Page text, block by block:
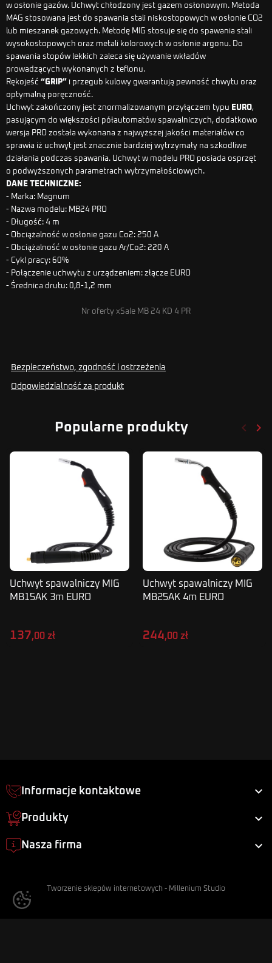
w osłonie gazów. Uchwyt chłodzony jest gazem osłonowym. Metoda
MAG stosowana jest do spawania stali niskostopowych w osłonie CO2
lub mieszanek gazowych. Metodę MIG stosuje się do spawania stali
wysokostopowych oraz metali kolorowych w osłonie argonu. Do
spawania stopów lekkich zaleca się używanie wkładów
prowadzących wykonanych z teflonu.
Rękojeść “GRIP” i przegub kulowy gwarantują pewność chwytu oraz
optymalną poręczność.
Uchwyt zakończony jest znormalizowanym przyłączem typu EURO,
pasującym do większości półautomatów spawalniczych, dodatkowo
wersja PRO została wykonana z najwyższej jakości materiałów co
sprawia iż uchwyt jest znacznie bardziej wytrzymały na szkodliwe
działania podczas spawania. Uchwyt w modelu PRO posiada osprzęt
o podwyższonych parametrach wytrzymałościowych.
DANE TECHNICZNE:
- Marka: Magnum
- Nazwa modelu: MB24 PRO
- Długość: 4 m
- Obciążalność w osłonie gazu Co2: 250 A
- Obciążalność w osłonie gazu Ar/Co2: 220 A
- Cykl pracy: 60%
- Połączenie uchwytu z urządzeniem: złącze EURO
- Średnica drutu: 0,8-1,2 mm
Nr oferty xSale MB 24 KD 4 PR
Bezpieczeństwo, zgodność i ostrzeżenia
Odpowiedzialność za produkt
Popularne produkty keyboard_arrow_left keyboard_arrow_right
Uchwyt spawalniczy MIG
MB15AK 3m EURO
137,00 zł
Uchwyt spawalniczy MIG
MB25AK 4m EURO
244,00 zł
Informacje kontaktowe 
Produkty 
Nasza firma 
Tworzenie sklepów internetowych - Millenium Studio